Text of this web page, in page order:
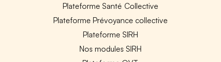
Plateforme Santé Collective
Plateforme Prévoyance collective
Plateforme SIRH
Nos modules SIRH